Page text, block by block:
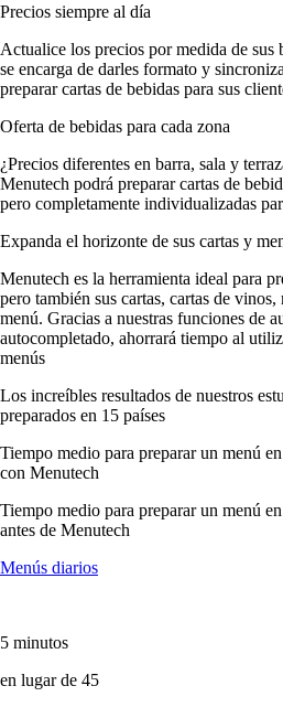
Precios siempre al día
Actualice los precios por medida de sus
se encarga de darles formato y
preparar cartas de bebidas para sus
Oferta de bebidas para cada zona
¿Precios diferentes en barra, sala y
Menutech podrá preparar cartas de
pero completamente individualizadas
Expanda el horizonte de sus cartas y
Menutech es la herramienta ideal para
pero también sus cartas, cartas de
menú. Gracias a nuestras funciones de
autocompletado, ahorrará tiempo al
menús
Los increíbles resultados de nuestros
preparados en 15 países
Tiempo medio para preparar un menú
con Menutech
Tiempo medio para preparar un menú
antes de Menutech
Menús diarios
5 minutos
en lugar de 45